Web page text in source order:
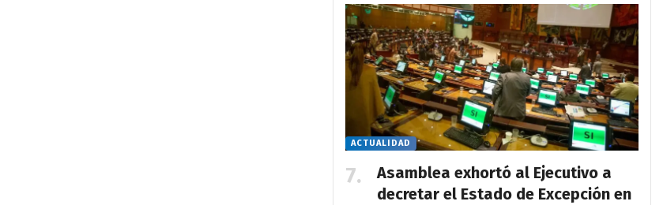
ACTUALIDAD
Asamblea exhortó al Ejecutivo a
decretar el Estado de Excepción en